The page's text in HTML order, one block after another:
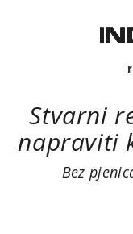
Stvarni
napraviti
Bez